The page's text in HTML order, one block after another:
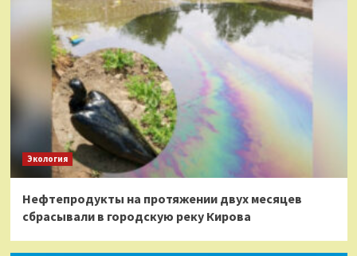
Экология
Нефтепродукты на протяжении двух месяцев
сбрасывали в городскую реку Кирова